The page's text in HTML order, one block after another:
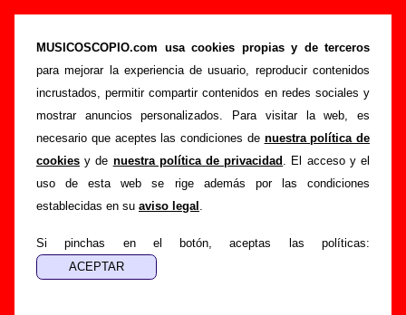
MUSICOSCOPIO.com usa cookies propias y de terceros
para mejorar la experiencia de usuario, reproducir contenidos
incrustados, permitir compartir contenidos en redes sociales y
mostrar anuncios personalizados. Para visitar la web, es
necesario que aceptes las condiciones de nuestra política de
cookies y de nuestra política de privacidad . El acceso y el
uso de esta web se rige además por las condiciones
establecidas en su aviso legal .
Si pinchas en el botón, aceptas las políticas:
“Local heroe 82 (directo)”, canción de Cecilia
Ann (Letra e información)
Portada >Cecilia Ann >Canciones > Local heroe 82 (directo)
Esta página pretende recopilar todo tipo de información
sobre lacanción "Local heroe 82 (directo) " interpretada
Cecilia Ann. Además de su letra, también aparecerá
información sobre el autor o los autores, sobre los discos en
los que está incluido este tema, sobre la grabación del
encuentras errores o tienes información adicional, puedes
ayudar a
completar esta información